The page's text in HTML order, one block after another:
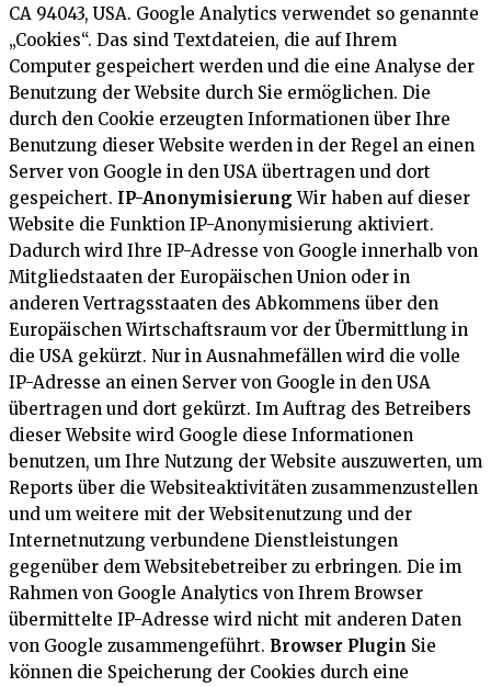
CA 94043, USA. Google Analytics verwendet so genannte
„Cookies“. Das sind Textdateien, die auf Ihrem
Computer gespeichert werden und die eine Analyse der
Benutzung der Website durch Sie ermöglichen. Die
durch den Cookie erzeugten Informationen über Ihre
Benutzung dieser Website werden in der Regel an einen
Server von Google in den USA übertragen und dort
gespeichert. IP-Anonymisierung Wir haben auf dieser
Website die Funktion IP-Anonymisierung aktiviert.
Dadurch wird Ihre IP-Adresse von Google innerhalb von
Mitgliedstaaten der Europäischen Union oder in
anderen Vertragsstaaten des Abkommens über den
Europäischen Wirtschaftsraum vor der Übermittlung in
die USA gekürzt. Nur in Ausnahmefällen wird die volle
IP-Adresse an einen Server von Google in den USA
übertragen und dort gekürzt. Im Auftrag des Betreibers
dieser Website wird Google diese Informationen
benutzen, um Ihre Nutzung der Website auszuwerten, um
Reports über die Websiteaktivitäten zusammenzustellen
und um weitere mit der Websitenutzung und der
Internetnutzung verbundene Dienstleistungen
gegenüber dem Websitebetreiber zu erbringen. Die im
Rahmen von Google Analytics von Ihrem Browser
übermittelte IP-Adresse wird nicht mit anderen Daten
von Google zusammengeführt. Browser Plugin Sie
können die Speicherung der Cookies durch eine